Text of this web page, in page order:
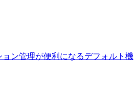
ョン管理が便利になるデフォルト機